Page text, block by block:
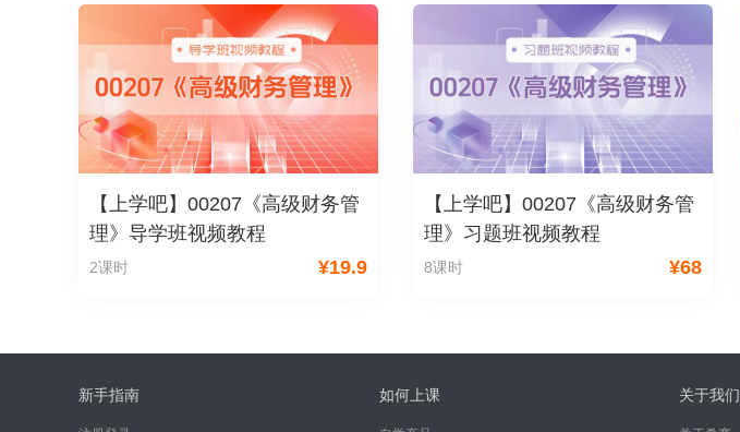
【上学吧】00207《高级财务管
理》导学班视频教程
2课时 ¥19.9
【上学吧】00207《高级财务管
理》习题班视频教程
8课时 ¥68
新手指南 如何上课 关于我们